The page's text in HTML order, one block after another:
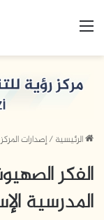
الرئيسية/إصدارات المركز
الفكر
المدرسية